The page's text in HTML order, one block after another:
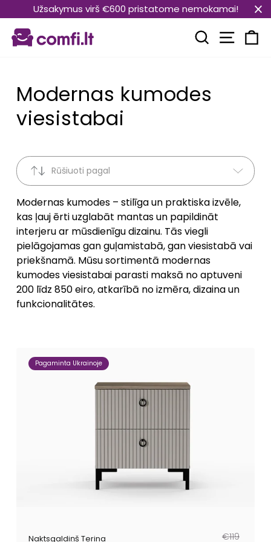
uz
saturu
Užsakymus virš €600 pristatome nemokamai!
Meklēt
Modernas kumodes
viesistabai
Rūšiuoti pagal
Modernas kumodes – stilīga un praktiska izvēle,
kas ļauj ērti uzglabāt mantas un papildināt
interjeru ar mūsdienīgu dizainu. Tās viegli
pielāgojamas gan guļamistabā, gan viesistabā vai
priekšnamā. Mūsu sortimentā modernas
kumodes viesistabai parasti maksā no aptuveni
200 līdz 850 eiro, atkarībā no izmēra, dizaina un
funkcionalitātes.
Pagaminta Ukrainoje
Naktsgaldiņš Terina
Parastā€119
Pārdošanas